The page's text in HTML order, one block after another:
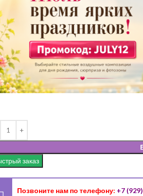
заказ
Позвоните нам по телефону: +7